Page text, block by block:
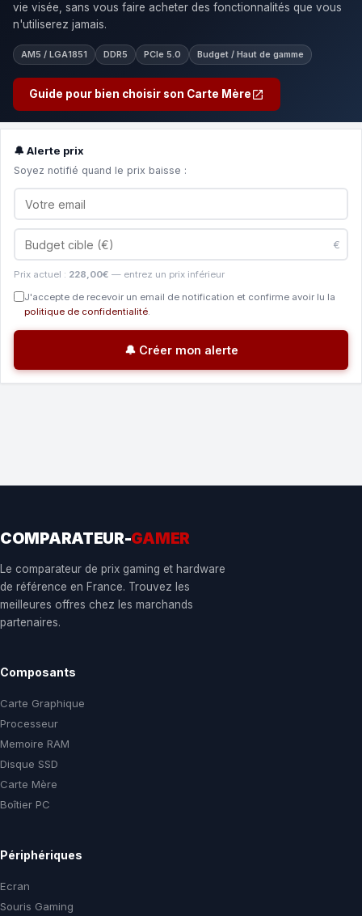
vie visée, sans vous faire acheter des fonctionnalités que vous
n'utiliserez jamais.
AM5 / LGA1851 DDR5 PCIe 5.0 Budget / Haut de gamme
Guide pour bien choisir son Carte Mère
🔔 Alerte prix
Soyez notifié quand le prix baisse :
€
Prix actuel : 228,00€ — entrez un prix inférieur
J'accepte de recevoir un email de notification et confirme avoir lu la
politique de confidentialité.
🔔 Créer mon alerte
COMPARATEUR-GAMER
Le comparateur de prix gaming et hardware
de référence en France. Trouvez les
meilleures offres chez les marchands
partenaires.
Composants
Carte Graphique
Processeur
Memoire RAM
Disque SSD
Carte Mère
Boîtier PC
Périphériques
Ecran
Souris Gaming